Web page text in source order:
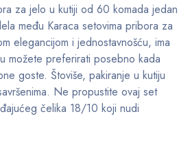
za jelo u kutiji od 60 komada jedan
među Karaca setovima pribora za
elegancijom i jednostavnošću, ima
možete preferirati posebno kada
goste. Štoviše, pakiranje u kutiju
Ne propustite ovaj set
čelika 18/10 koji nudi